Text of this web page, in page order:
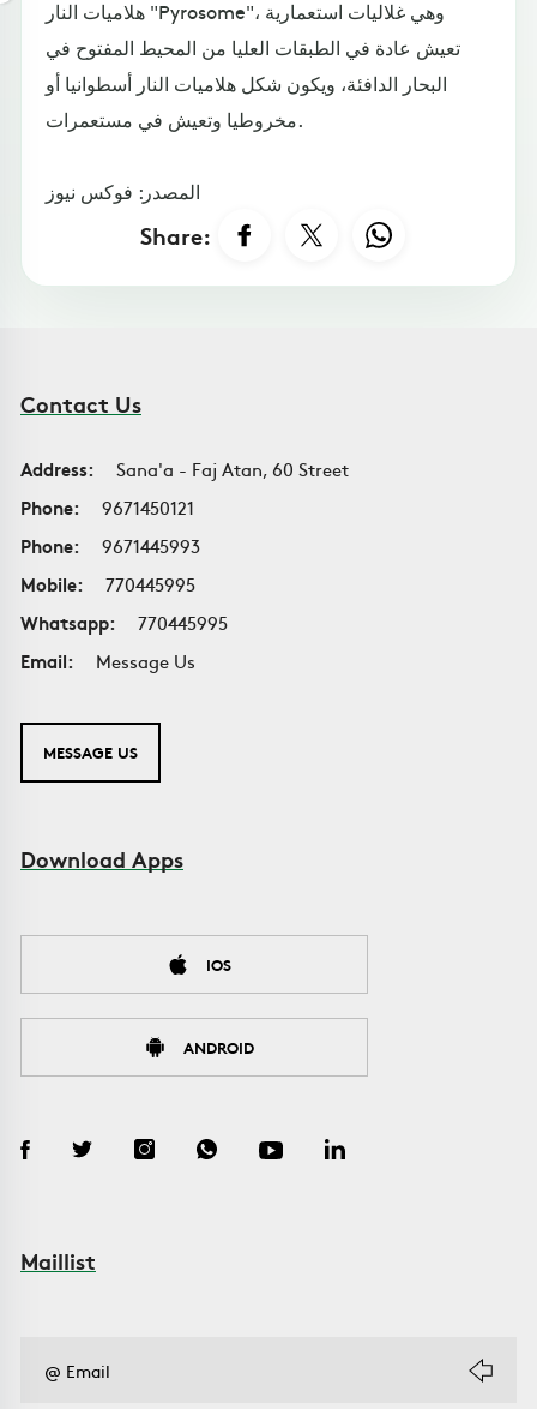
هلاميات النار "Pyrosome"، وهي غلاليات استعمارية
تعيش عادة في الطبقات العليا من المحيط المفتوح في
البحار الدافئة، ويكون شكل هلاميات النار أسطوانيا أو
مخروطيا وتعيش في مستعمرات.
المصدر: فوكس نيوز
Share:
Contact Us
Address:
Sana'a - Faj Atan, 60 Street
Phone:
9671450121
Phone:
9671445993
Mobile:
770445995
Whatsapp:
770445995
Email:
Message Us
MESSAGE US
Download Apps
IOS
ANDROID
Maillist